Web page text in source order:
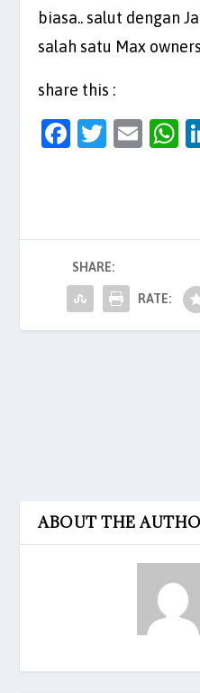
biasa.. salut dengan
salah satu Max
share this :
F
b
o
o
k
T
E
A
p
p
SHARE:
RATE:
ABOUT THE